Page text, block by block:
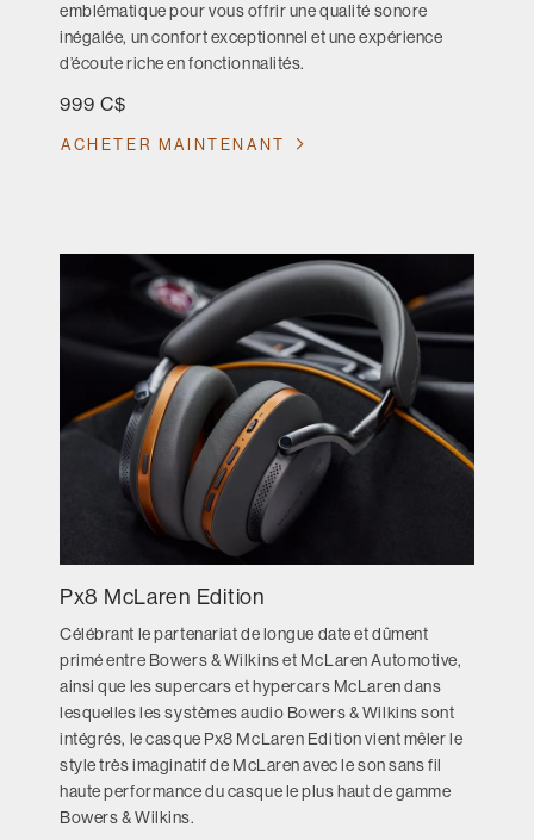
emblématique pour vous offrir une qualité sonore
inégalée, un confort exceptionnel et une expérience
d’écoute riche en fonctionnalités.
999 C$
ACHETER MAINTENANT
Px8 McLaren Edition
Célébrant le partenariat de longue date et dûment
primé entre Bowers & Wilkins et McLaren Automotive,
ainsi que les supercars et hypercars McLaren dans
lesquelles les systèmes audio Bowers & Wilkins sont
intégrés, le casque Px8 McLaren Edition vient mêler le
style très imaginatif de McLaren avec le son sans fil
haute performance du casque le plus haut de gamme
Bowers & Wilkins.